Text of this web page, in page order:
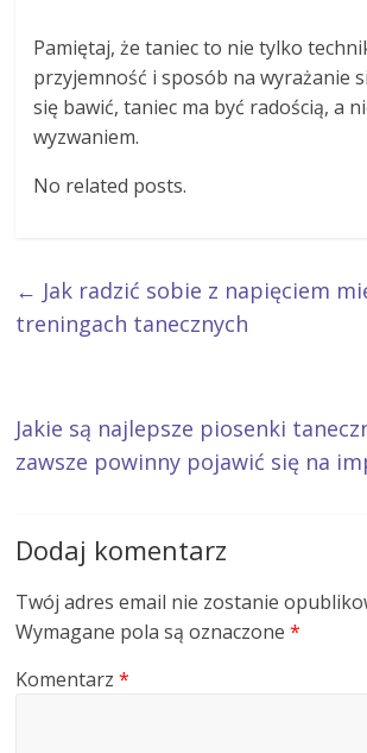
Pamiętaj, że taniec to nie tylko
przyjemność i sposób na wyrażanie
się bawić, taniec ma być radością, a
wyzwaniem.
No related posts.
← Jak radzić sobie z napięciem
treningach tanecznych
Jakie są najlepsze piosenki
zawsze powinny pojawić się na
Dodaj komentarz
Twój adres email nie zostanie
Wymagane pola są oznaczone*
Komentarz*